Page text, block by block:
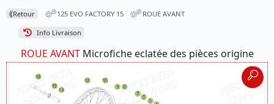
⟪Retour 125 EVO FACTORY 15 ROUE AVANT
Info Livraison
ROUE AVANTMicrofiche eclatée des pièces origine